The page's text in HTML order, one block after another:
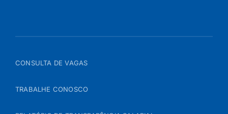
CONSULTA DE VAGAS
TRABALHE CONOSCO